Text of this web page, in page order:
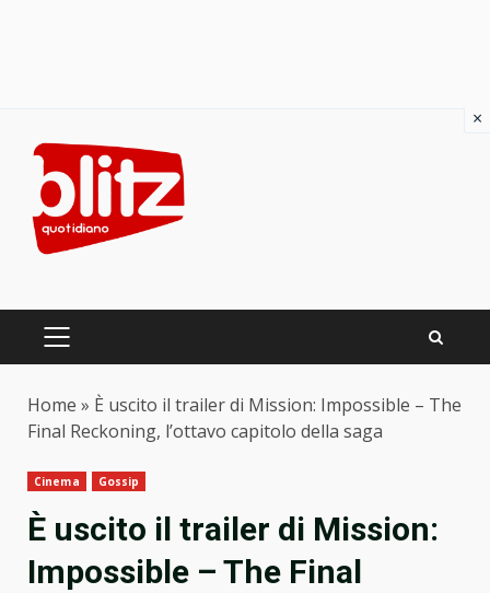
content
PRIMARY
Home » È uscito il trailer di Mission: Impossible – The
Final Reckoning, l’ottavo capitolo della saga
Cinema Gossip
È uscito il trailer di Mission:
Impossible – The Final
×